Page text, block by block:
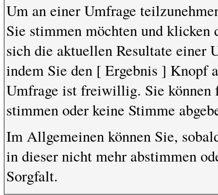
Um an einer Umfrage
Sie stimmen möchten und
sich die aktuellen Resultate einer
indem Sie den [ Ergebnis ] Knopf
Umfrage ist freiwillig. Sie können
stimmen oder keine Stimme
Im Allgemeinen können Sie,
in dieser nicht mehr abstimmen
Sorgfalt.